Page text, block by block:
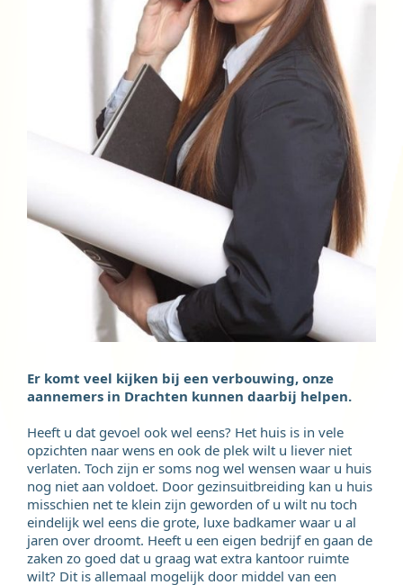
Er komt veel kijken bij een verbouwing, onze
aannemers in Drachten kunnen daarbij helpen.
Heeft u dat gevoel ook wel eens? Het huis is in vele
opzichten naar wens en ook de plek wilt u liever niet
verlaten. Toch zijn er soms nog wel wensen waar u huis
nog niet aan voldoet. Door gezinsuitbreiding kan u huis
misschien net te klein zijn geworden of u wilt nu toch
eindelijk wel eens die grote, luxe badkamer waar u al
jaren over droomt. Heeft u een eigen bedrijf en gaan de
zaken zo goed dat u graag wat extra kantoor ruimte
wilt? Dit is allemaal mogelijk door middel van een